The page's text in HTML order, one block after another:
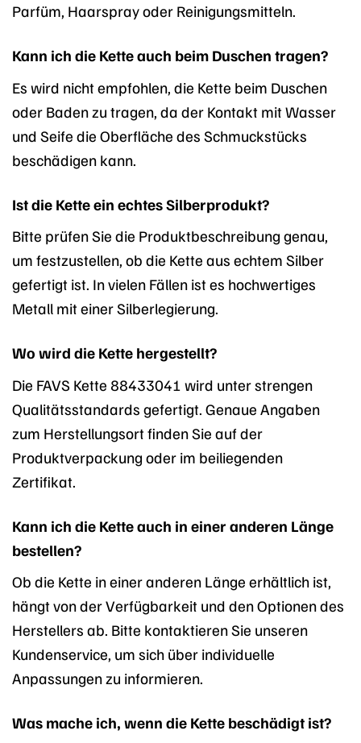
Parfüm, Haarspray oder Reinigungsmitteln.
Kann ich die Kette auch beim Duschen tragen?
Es wird nicht empfohlen, die Kette beim Duschen
oder Baden zu tragen, da der Kontakt mit Wasser
und Seife die Oberfläche des Schmuckstücks
beschädigen kann.
Ist die Kette ein echtes Silberprodukt?
Bitte prüfen Sie die Produktbeschreibung genau,
um festzustellen, ob die Kette aus echtem Silber
gefertigt ist. In vielen Fällen ist es hochwertiges
Metall mit einer Silberlegierung.
Wo wird die Kette hergestellt?
Die FAVS Kette 88433041 wird unter strengen
Qualitätsstandards gefertigt. Genaue Angaben
zum Herstellungsort finden Sie auf der
Produktverpackung oder im beiliegenden
Zertifikat.
Kann ich die Kette auch in einer anderen Länge
bestellen?
Ob die Kette in einer anderen Länge erhältlich ist,
hängt von der Verfügbarkeit und den Optionen des
Herstellers ab. Bitte kontaktieren Sie unseren
Kundenservice, um sich über individuelle
Anpassungen zu informieren.
Was mache ich, wenn die Kette beschädigt ist?